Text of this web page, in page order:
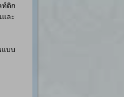
ท์ติก
ละ
แบบ